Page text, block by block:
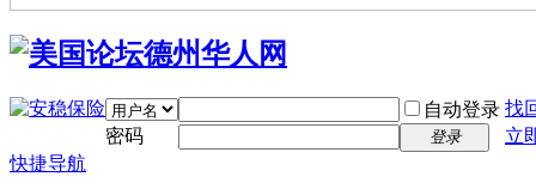
自动登录 找
密码
登录
立
快捷导航